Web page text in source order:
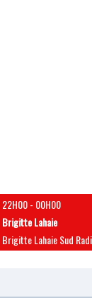
22H00- 00H00
Brigitte Lahaie
Brigitte Lahaie Sud